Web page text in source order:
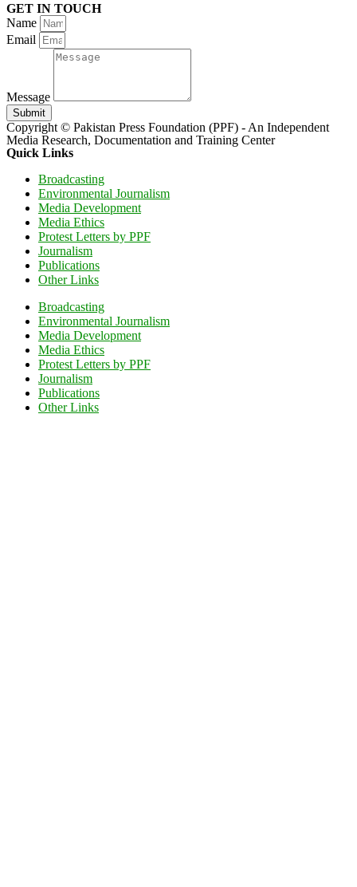
GET IN TOUCH
Name
Email
Message
Submit
Copyright © Pakistan Press Foundation (PPF) - An Independent
Media Research, Documentation and Training Center
Quick Links
Broadcasting
Environmental Journalism
Media Development
Media Ethics
Protest Letters by PPF
Journalism
Publications
Other Links
Broadcasting
Environmental Journalism
Media Development
Media Ethics
Protest Letters by PPF
Journalism
Publications
Other Links